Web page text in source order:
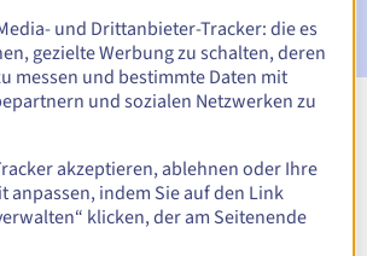
zu .slupsk.pl
und Drittanbieter-Tracker: die es
gezielte Werbung zu schalten, deren
messen und bestimmte Daten mit
und sozialen Netzwerken zu
akzeptieren, ablehnen oder Ihre
anpassen, indem Sie auf den Link
klicken, der am Seitenende